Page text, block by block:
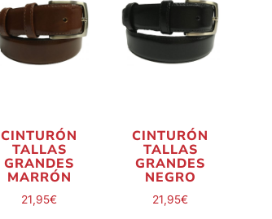
CINTURÓN
TALLAS
GRANDES
MARRÓN
21,95€
CINTURÓN
TALLAS
GRANDES
NEGRO
21,95€